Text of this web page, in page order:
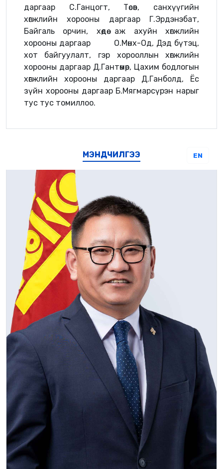
даргаар С.Ганцогт, Төсөв, санхүүгийн
хөгжлийн хорооны даргаар Г.Эрдэнэбат,
Байгаль орчин, хөдөө аж ахуйн хөгжлийн
хорооны даргаар О.Мөнх-Од, Дэд бүтэц,
хот байгуулалт, гэр хорооллын хөгжлийн
хорооны даргаар Д.Гантөмөр, Цахим бодлогын
хөгжлийн хорооны даргаар Д.Ганболд, Ёс
зүйн хорооны даргаар Б.Мягмарсүрэн нарыг
тус тус томиллоо.
МЭНДЧИЛГЭЭ EN